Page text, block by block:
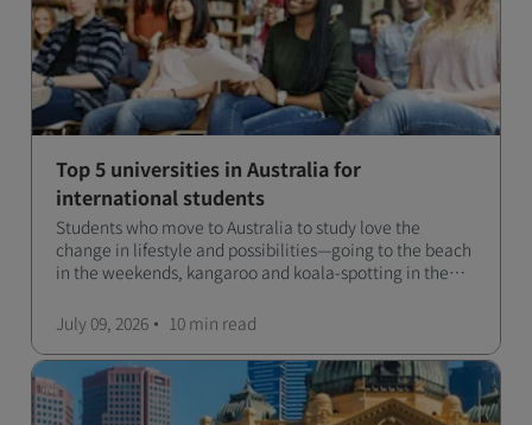
Top 5 universities in Australia for
international students
Students who move to Australia to study love the
change in lifestyle and possibilities—going to the beach
in the weekends, kangaroo and koala-spotting in the
manage traffic and a high standard of living.
July 09, 2026 10 min read